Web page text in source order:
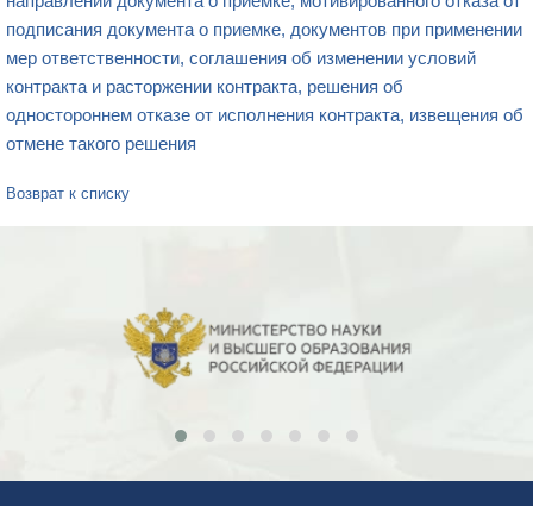
подписания документа о приемке, документов при применении
мер ответственности, соглашения об изменении условий
контракта и расторжении контракта, решения об
одностороннем отказе от исполнения контракта, извещения об
отмене такого решения
Возврат к списку